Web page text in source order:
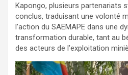
Kapongo, plusieurs partenariats
conclus, traduisant une volonté
l’action du SAEMAPE dans une
transformation durable, tant au
des acteurs de l’exploitation